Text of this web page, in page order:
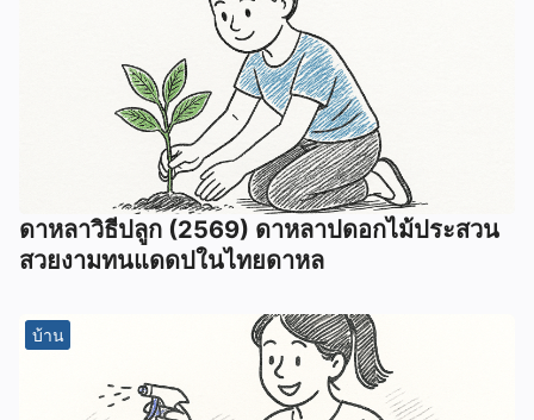
ดาหลาวิธีปลูก (2569) ดาหลาปดอกไม้ประสวน
สวยงามทนแดดปในไทยดาหล
บ้าน